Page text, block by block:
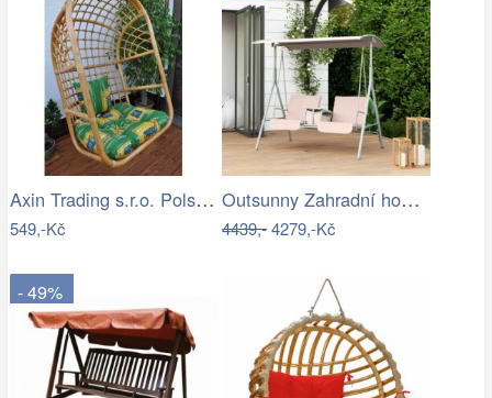
Axin Trading s.r.o. Polstr na závěsnou…
549,-Kč
Outsunny Zahradní houpačka, dvoumístná,…
4439,-4279,-Kč
- 49%